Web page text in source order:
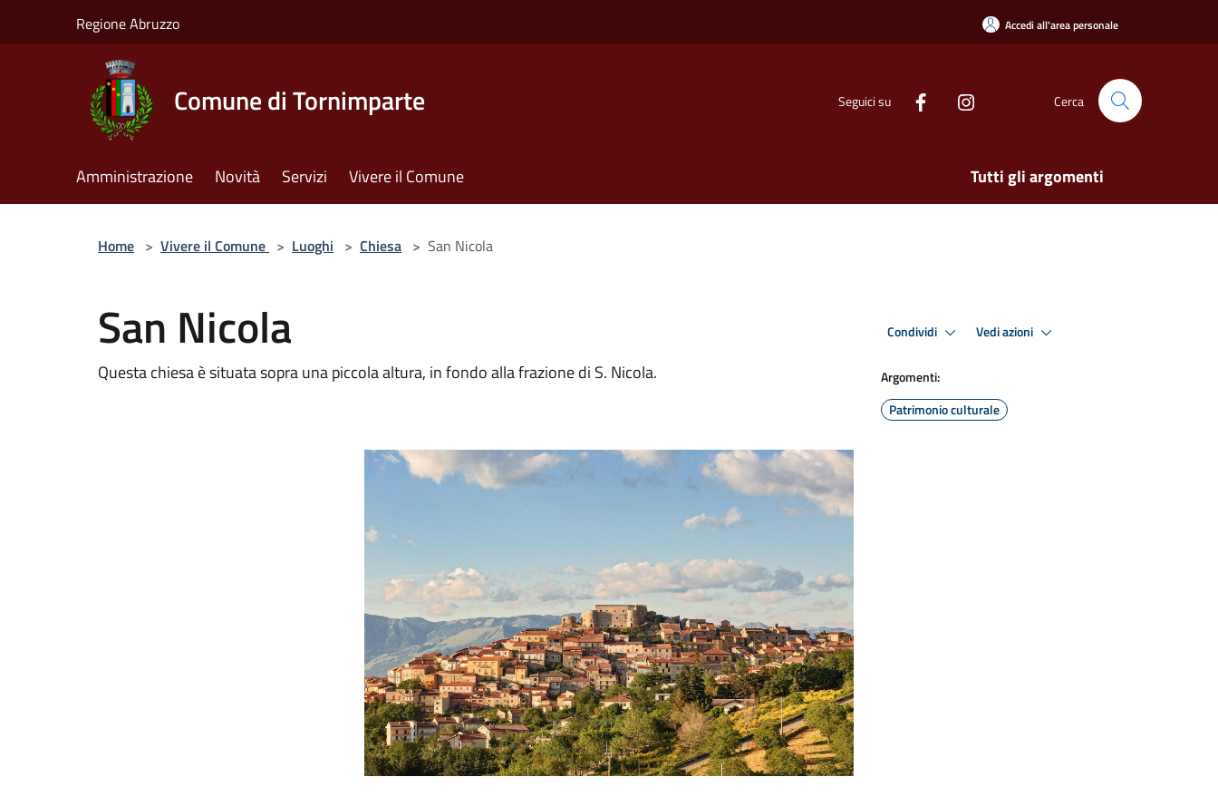
Regione Abruzzo Accedi all'area personale
Comune di Tornimparte Seguici su Cerca
Amministrazione Novità Servizi Vivere il Comune Tutti gli argomenti
Home > Vivere il Comune > Luoghi > Chiesa > San Nicola
San Nicola
Questa chiesa è situata sopra una piccola altura, in fondo alla frazione di S. Nicola.
Condividi Vedi azioni
Argomenti:
Patrimonio culturale